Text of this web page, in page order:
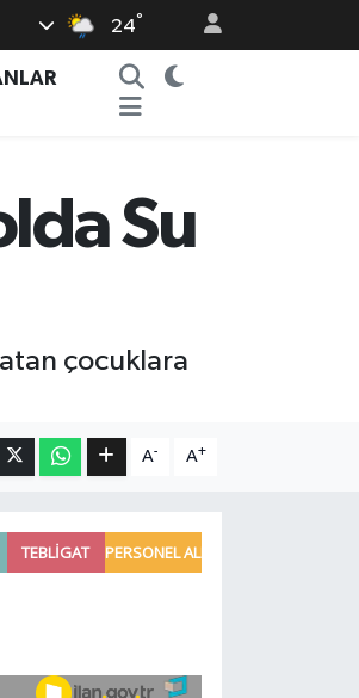
24°
Su
çocuklara
A- A+